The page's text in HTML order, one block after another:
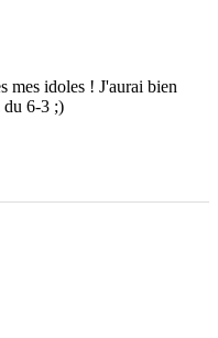
mes idoles ! J'aurai bien
du 6-3 ;)